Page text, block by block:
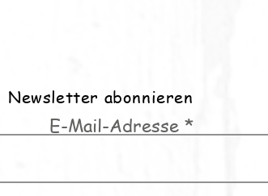
Newsletter abonnieren
E-Mail-Adresse